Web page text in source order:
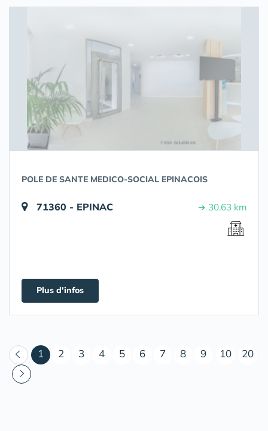
POLE DE SANTE MEDICO-SOCIAL EPINACOIS
71360 - EPINAC ➔ 30.63 km
Plus d'infos
1 (courant)
2 3 4 5 6 7 8 9 10 20